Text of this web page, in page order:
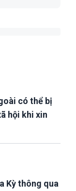
có thể bị
hội khi xin
Kỳ thông qua